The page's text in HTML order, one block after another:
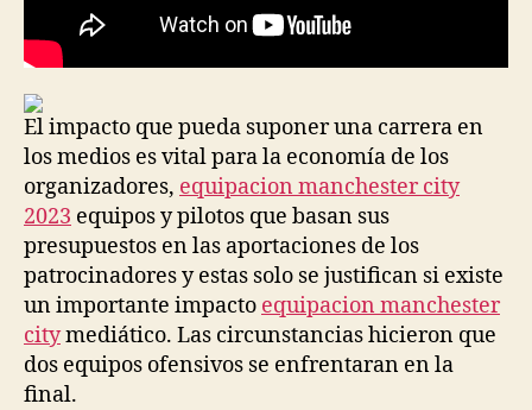
El impacto que pueda suponer una carrera en
los medios es vital para la economía de los
organizadores, equipacion manchester city
2023 equipos y pilotos que basan sus
presupuestos en las aportaciones de los
patrocinadores y estas solo se justifican si existe
un importante impacto equipacion manchester
citymediático. Las circunstancias hicieron que
dos equipos ofensivos se enfrentaran en la
final.